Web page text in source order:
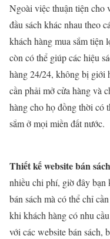
Ngoài việc thuận tiện cho
đầu sách khác nhau theo
khách hàng mua sắm tiện
còn có thể giúp các hiệu
hàng 24/24, không bị giới
cần phải mở cửa hàng và
hàng cho họ đồng thời có
sắm ở mọi miền đất nước.
Thiết kế website bán sách
nhiều chi phí, giờ đây bạn
bán sách mà có thể chỉ
khi khách hàng có nhu
với các website bán sách,